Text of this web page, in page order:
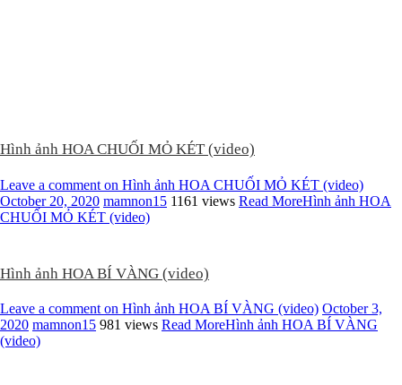
Hình ảnh HOA CHUỐI MỎ KÉT (video)
Leave a comment on Hình ảnh HOA CHUỐI MỎ KÉT (video)
October 20, 2020 mamnon15 1161 views Read MoreHình ảnh HOA
CHUỐI MỎ KÉT (video)
Hình ảnh HOA BÍ VÀNG (video)
Leave a commenton Hình ảnh HOA BÍ VÀNG (video) October 3,
2020 mamnon15 981 views Read MoreHình ảnh HOA BÍ VÀNG
(video)